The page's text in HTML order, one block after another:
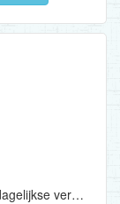
Welkom bij ICI PARIS XL de store voor uw dagelijkse verzorging en de lekkerste geuren. Bestel met een zeer aantrekkelijke cashback met daarbij vele leuke acties...